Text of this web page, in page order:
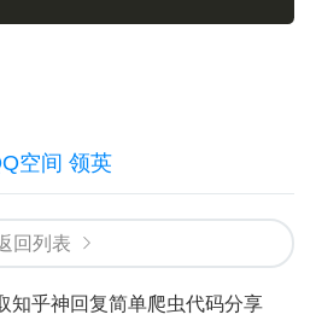
空间 领英
回列表
知乎神回复简单爬虫代码分享